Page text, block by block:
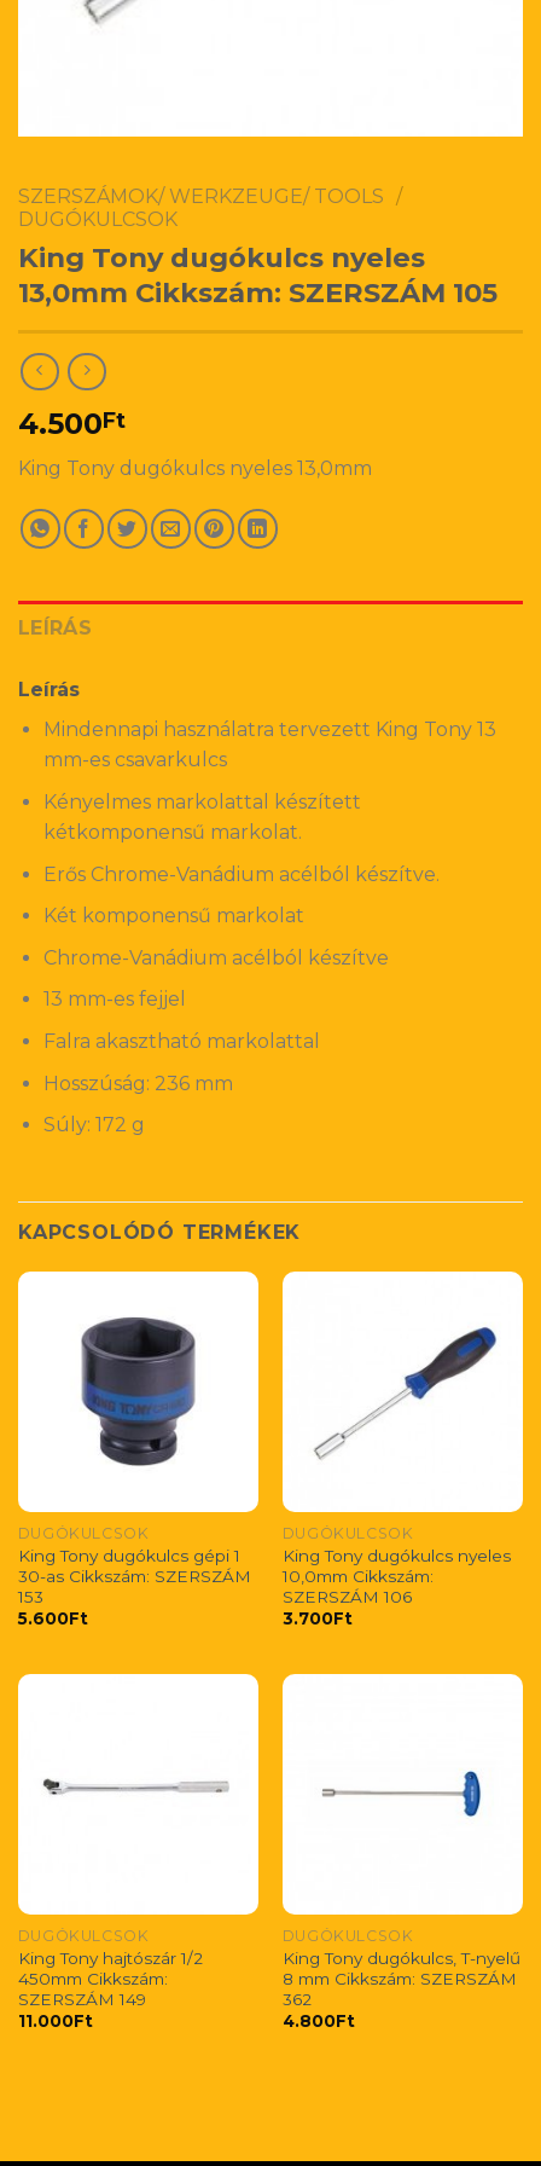
SZERSZÁMOK/ WERKZEUGE/ TOOLS /
DUGÓKULCSOK
King Tony dugókulcs nyeles
13,0mm Cikkszám: SZERSZÁM 105
4.500Ft
King Tony dugókulcs nyeles 13,0mm
LEÍRÁS
Leírás
Mindennapi használatra tervezett King Tony 13
mm-es csavarkulcs
Kényelmes markolattal készített
kétkomponensű markolat.
Erős Chrome-Vanádium acélból készítve.
Két komponensű markolat
Chrome-Vanádium acélból készítve
13 mm-es fejjel
Falra akasztható markolattal
Hosszúság: 236 mm
Súly: 172 g
KAPCSOLÓDÓ TERMÉKEK
DUGÓKULCSOK
King Tony dugókulcs gépi 1
30-as Cikkszám: SZERSZÁM
153
5.600Ft
DUGÓKULCSOK
King Tony dugókulcs nyeles
10,0mm Cikkszám:
SZERSZÁM 106
3.700Ft
DUGÓKULCSOK
King Tony hajtószár 1/2
450mm Cikkszám:
SZERSZÁM 149
11.000Ft
DUGÓKULCSOK
King Tony dugókulcs, T-nyelű
8 mm Cikkszám: SZERSZÁM
362
4.800Ft